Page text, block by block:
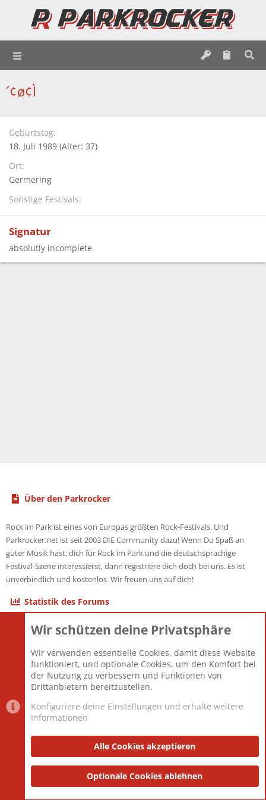
´¢ø¢Ì
Geburtstag
18. Juli 1989 (Alter: 37)
Ort
Germering
Sonstige Festivals
Signatur
absolutly incomplete
Über den Parkrocker
Rock im Park ist eines von Europas größten Rock-Festivals. Und
Parkrocker.net ist seit 2003 DIE Community dazu! Wenn Du Spaß an
guter Musik hast, dich für Rock im Park und die deutschsprachige
Festival-Szene interessierst, dann registriere dich doch bei uns. Es ist
unverbindlich und kostenlos. Wir freuen uns auf dich!
Statistik des Forums
Themen
Mitglieder
12.425
Neuestes Mitglied
Toddster85
Datenschutzerklärung Impressum
Community platform by XenForo® © 2010-2025 XenForo Ltd.
and add-ons by ThemeHouse
Wir schützen deine Privatsphäre
Wir verwenden essentielle Cookies, damit diese Website
funktioniert, und optionale Cookies, um den Komfort bei
der Nutzung zu verbessern und Funktionen von
Drittanbietern bereitzustellen.
Konfiguriere deine Einstellungen und erhalte weitere
Informationen
Alle Cookies akzeptieren
Optionale Cookies ablehnen